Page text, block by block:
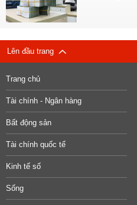
Lên đầu trang
Trang chủ
Tài chính - Ngân hàng
Bất động sản
Tài chính quốc tế
Kinh tế số
Sống